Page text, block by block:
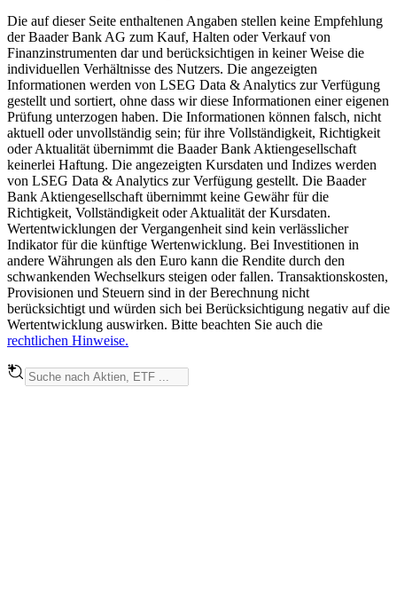
Die auf dieser Seite enthaltenen Angaben stellen keine Empfehlung
der Baader Bank AG zum Kauf, Halten oder Verkauf von
Finanzinstrumenten dar und berücksichtigen in keiner Weise die
individuellen Verhältnisse des Nutzers. Die angezeigten
Informationen werden von LSEG Data & Analytics zur Verfügung
gestellt und sortiert, ohne dass wir diese Informationen einer eigenen
Prüfung unterzogen haben. Die Informationen können falsch, nicht
aktuell oder unvollständig sein; für ihre Vollständigkeit, Richtigkeit
oder Aktualität übernimmt die Baader Bank Aktiengesellschaft
keinerlei Haftung. Die angezeigten Kursdaten und Indizes werden
von LSEG Data & Analytics zur Verfügung gestellt. Die Baader
Bank Aktiengesellschaft übernimmt keine Gewähr für die
Richtigkeit, Vollständigkeit oder Aktualität der Kursdaten.
Wertentwicklungen der Vergangenheit sind kein verlässlicher
Indikator für die künftige Wertenwicklung. Bei Investitionen in
andere Währungen als den Euro kann die Rendite durch den
schwankenden Wechselkurs steigen oder fallen. Transaktionskosten,
Provisionen und Steuern sind in der Berechnung nicht
berücksichtigt und würden sich bei Berücksichtigung negativ auf die
Wertentwicklung auswirken. Bitte beachten Sie auch die
rechtlichen Hinweise.